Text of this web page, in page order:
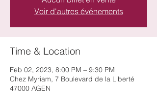
Voir d'autres événements
Time & Location
Feb 02, 2023, 8:00 PM – 9:30 PM
Chez Myriam, 7 Boulevard de la Liberté
47000 AGEN